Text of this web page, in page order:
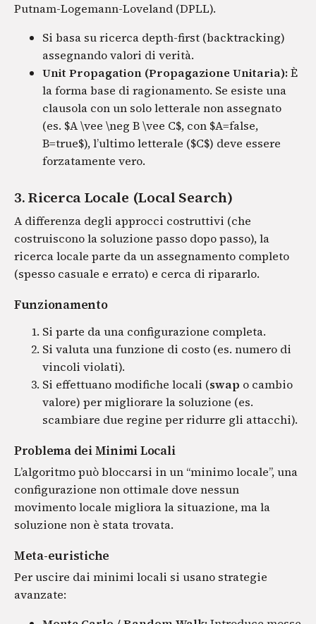
Putnam-Logemann-Loveland (DPLL).
Si basa su ricerca depth-first (backtracking)
assegnando valori di verità.
Unit Propagation (Propagazione Unitaria): È
la forma base di ragionamento. Se esiste una
clausola con un solo letterale non assegnato
(es. $A \vee \neg B \vee C$, con $A=false,
B=true$), l’ultimo letterale ($C$) deve essere
forzatamente vero.
3. Ricerca Locale (Local Search)
A differenza degli approcci costruttivi (che
costruiscono la soluzione passo dopo passo), la
ricerca locale parte da un assegnamento completo
(spesso casuale e errato) e cerca di ripararlo.
Funzionamento
Si parte da una configurazione completa.
Si valuta una funzione di costo (es. numero di
vincoli violati).
Si effettuano modifiche locali (swap o cambio
valore) per migliorare la soluzione (es.
scambiare due regine per ridurre gli attacchi).
Problema dei Minimi Locali
L’algoritmo può bloccarsi in un “minimo locale”, una
configurazione non ottimale dove nessun
movimento locale migliora la situazione, ma la
soluzione non è stata trovata.
Meta-euristiche
Per uscire dai minimi locali si usano strategie
avanzate: